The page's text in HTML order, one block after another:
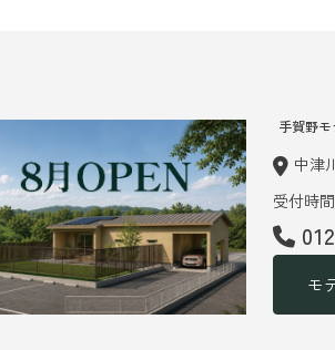
手賀野
中津
受付時
モ